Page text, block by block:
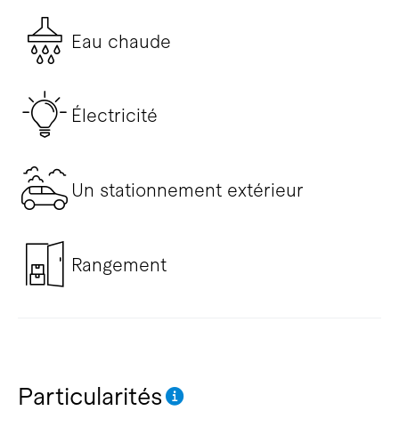
Eau chaude
Électricité
Un stationnement extérieur
Rangement
Particularités